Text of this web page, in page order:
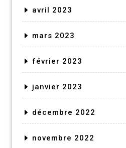
avril 2023
mars 2023
février 2023
janvier 2023
décembre 2022
novembre 2022